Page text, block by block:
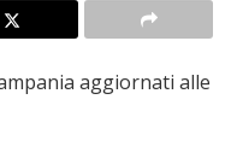
aggiornati alle